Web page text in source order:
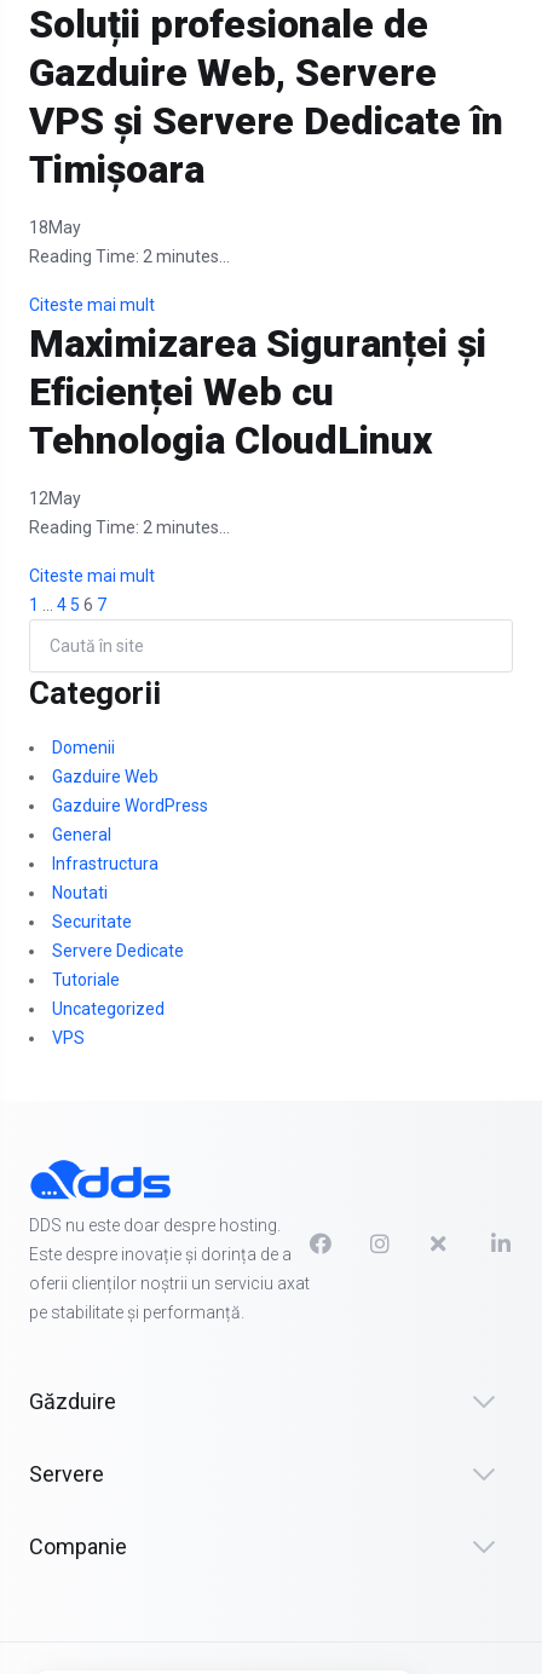
Soluții profesionale de
Gazduire Web, Servere
VPS și Servere Dedicate în
Timișoara
18May
Reading Time: 2 minutes...
Citeste mai mult
Maximizarea Siguranței și
Eficienței Web cu
Tehnologia CloudLinux
12May
Reading Time: 2 minutes...
Citeste mai mult
1
4 5 6 7
Categorii
Domenii
Gazduire Web
Gazduire WordPress
General
Infrastructura
Noutati
Securitate
Servere Dedicate
Tutoriale
Uncategorized
VPS
DDS nu este doar despre hosting.
Este despre inovație și dorința de a
oferii clienților noștrii un serviciu axat
pe stabilitate și performanță.
Găzduire
Servere
Companie